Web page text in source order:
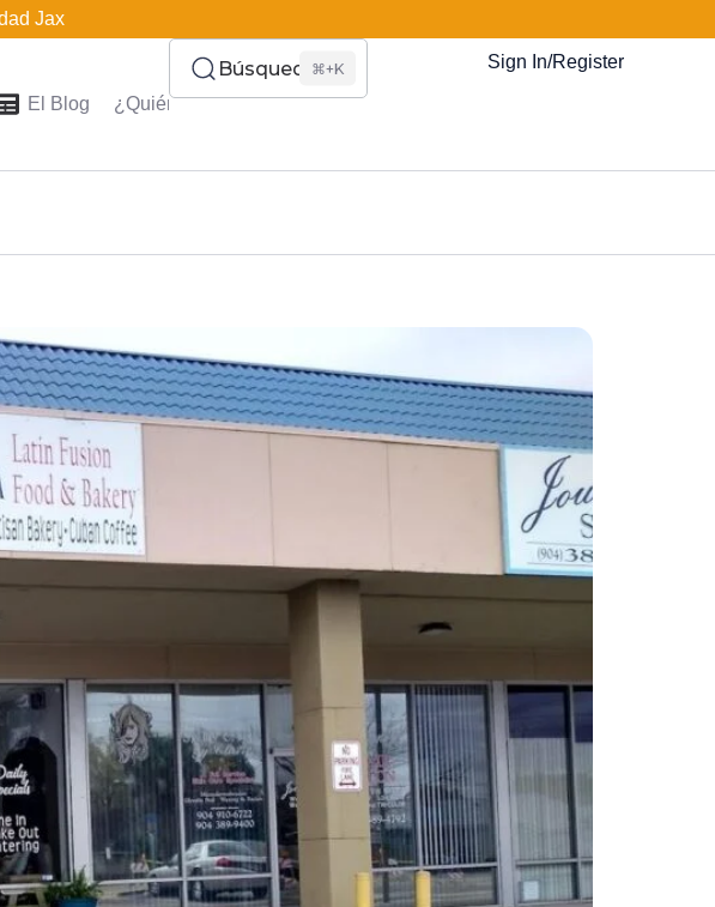
Jax
El Blog ¿Quiénes Somos?
Búsqueda⌘+K Sign In/Register